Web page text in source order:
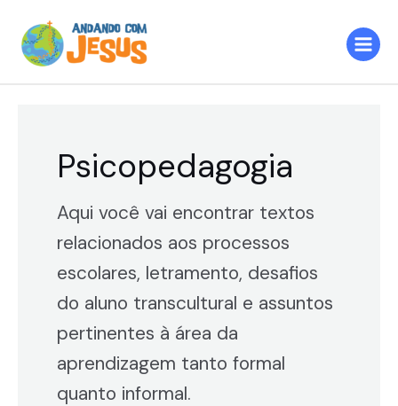
para
Menu
Psicopedagogia
Aqui você vai encontrar textos
relacionados aos processos
escolares, letramento, desafios
do aluno transcultural e assuntos
pertinentes à área da
aprendizagem tanto formal
quanto informal.